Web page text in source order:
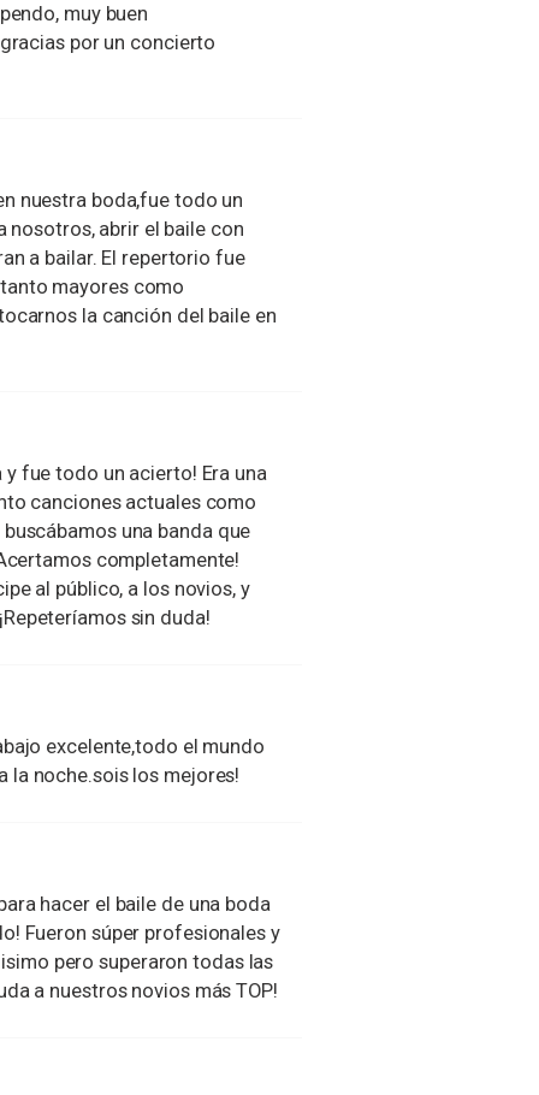
muy buen
por un concierto
nuestra boda,fue todo un
nosotros, abrir el baile con
a bailar. El repertorio fue
mayores como
la canción del baile en
y fue todo un acierto! Era una
canciones actuales como
una banda que
completamente!
al público, a los novios, y
sin duda!
excelente,todo el mundo
la noche.sois los mejores!
hacer el baile de una boda
Fueron súper profesionales y
pero superaron todas las
a nuestros novios más TOP!